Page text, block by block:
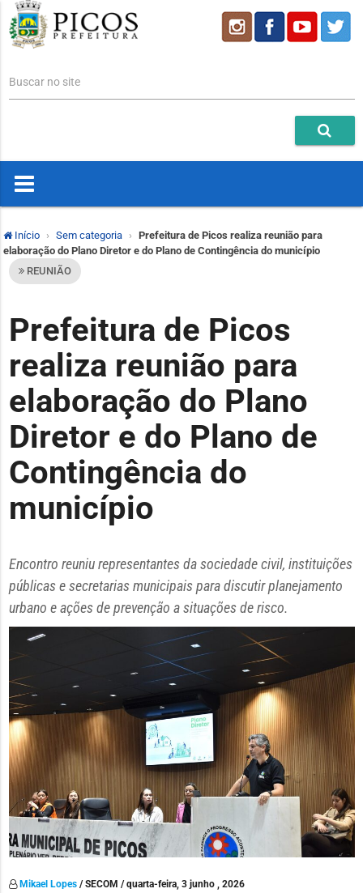
Buscar no site
Início Sem categoria
Prefeitura de Picos realiza reunião para
elaboração do Plano Diretor e do Plano de Contingência do município
REUNIÃO
Prefeitura de Picos
realiza reunião para
elaboração do Plano
Diretor e do Plano de
Contingência do
município
Encontro reuniu representantes da sociedade civil, instituições
públicas e secretarias municipais para discutir planejamento
urbano e ações de prevenção a situações de risco.
Mikael Lopes/ SECOM / quarta-feira, 3 junho , 2026